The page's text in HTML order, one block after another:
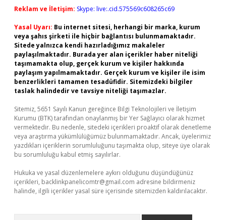
Reklam ve İletişim: Skype: live:.cid.575569c608265c69
Yasal Uyarı: Bu internet sitesi, herhangi bir marka, kurum
veya şahıs şirketi ile hiçbir bağlantısı bulunmamaktadır.
Sitede yalnızca kendi hazırladığımız makaleler
paylaşılmaktadır. Burada yer alan içerikler haber niteliği
taşımamakta olup, gerçek kurum ve kişiler hakkında
paylaşım yapılmamaktadır. Gerçek kurum ve kişiler ile isim
benzerlikleri tamamen tesadüfidir. Sitemizdeki bilgiler
taslak halindedir ve tavsiye niteliği taşımazlar.
Sitemiz, 5651 Sayılı Kanun gereğince Bilgi Teknolojileri ve İletişim
Kurumu (BTK) tarafından onaylanmış bir Yer Sağlayıcı olarak hizmet
vermektedir. Bu nedenle, sitedeki içerikleri proaktif olarak denetleme
veya araştırma yükümlülüğümüz bulunmamaktadır. Ancak, üyelerimiz
yazdıkları içeriklerin sorumluluğunu taşımakta olup, siteye üye olarak
bu sorumluluğu kabul etmiş sayılırlar.
Hukuka ve yasal düzenlemelere aykırı olduğunu düşündüğünüz
içerikleri, backlinkpanelicomtr@gmail.com adresine bildirmeniz
halinde, ilgili içerikler yasal süre içerisinde sitemizden kaldırılacaktır.